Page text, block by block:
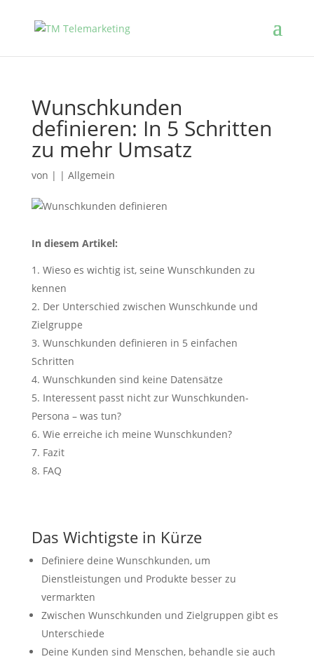
Wunschkunden
definieren: In 5 Schritten
zu mehr Umsatz
von | | Allgemein
In diesem Artikel:
Wieso es wichtig ist, seine Wunschkunden zu
kennen
Der Unterschied zwischen Wunschkunde und
Zielgruppe
Wunschkunden definieren in 5 einfachen
Schritten
Wunschkunden sind keine Datensätze
Interessent passt nicht zur Wunschkunden-
Persona – was tun?
Wie erreiche ich meine Wunschkunden?
Fazit
FAQ
Das Wichtigste in Kürze
Definiere deine Wunschkunden, um
Dienstleistungen und Produkte besser zu
vermarkten
Zwischen Wunschkunden und Zielgruppen gibt es
Unterschiede
Deine Kunden sind Menschen, behandle sie auch